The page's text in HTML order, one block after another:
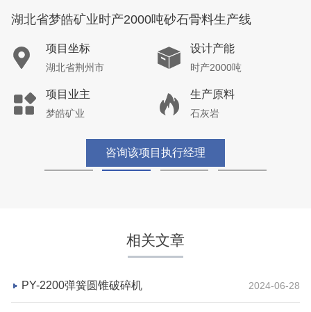
湖北省梦皓矿业时产2000吨砂石骨料生产线
项目坐标
湖北省荆州市
设计产能
时产2000吨
项目业主
梦皓矿业
生产原料
石灰岩
咨询该项目执行经理
相关文章
PY-2200弹簧圆锥破碎机 2024-06-28